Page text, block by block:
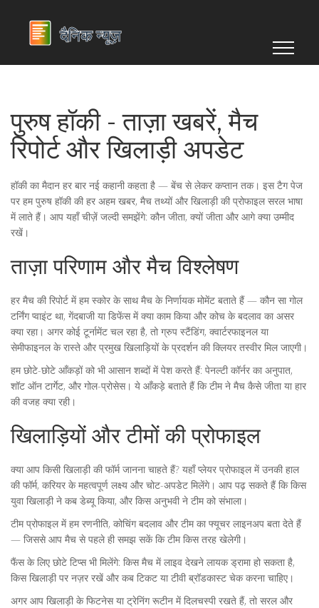
पुरुष हॉकी - ताज़ा खबरें, मैच
रिपोर्ट और खिलाड़ी अपडेट
हॉकी का मैदान हर बार नई कहानी कहता है — बेंच से लेकर कप्तान तक। इस टैग पेज
पर हम पुरुष हॉकी की हर अहम खबर, मैच तथ्यों और खिलाड़ी की प्रोफाइल सरल भाषा
में लाते हैं। आप यहाँ चीज़ें जल्दी समझेंगे: कौन जीता, क्यों जीता और आगे क्या उम्मीद
रखें।
ताज़ा परिणाम और मैच विश्लेषण
हर मैच की रिपोर्ट में हम स्कोर के साथ मैच के निर्णायक मोमेंट बताते हैं — कौन सा गोल
टर्निंग प्वाइंट था, गेंदबाजी या डिफेंस में क्या काम किया और कोच के बदलाव का असर
क्या रहा। अगर कोई टूर्नामेंट चल रहा है, तो ग्रुप स्टैंडिंग, क्वार्टरफाइनल या
सेमीफाइनल के रास्ते और प्रमुख खिलाड़ियों के प्रदर्शन की क्लियर तस्वीर मिल जाएगी।
हम छोटे-छोटे आँकड़ों को भी आसान शब्दों में पेश करते हैं: पेनल्टी कॉर्नर का अनुपात,
शॉट ऑन टार्गेट, और गोल-प्रोसेस। ये आँकड़े बताते हैं कि टीम ने मैच कैसे जीता या हार
की वजह क्या रही।
खिलाड़ियों और टीमों की प्रोफाइल
क्या आप किसी खिलाड़ी की फॉर्म जानना चाहते हैं? यहाँ प्लेयर प्रोफाइल में उनकी हाल
की फॉर्म, करियर के महत्वपूर्ण लक्ष्य और चोट-अपडेट मिलेंगे। आप पढ़ सकते हैं कि किस
युवा खिलाड़ी ने कब डेब्यू किया, और किस अनुभवी ने टीम को संभाला।
टीम प्रोफाइल में हम रणनीति, कोचिंग बदलाव और टीम का फ्यूचर लाइनअप बता देते हैं
— जिससे आप मैच से पहले ही समझ सकें कि टीम किस तरह खेलेगी।
फैंस के लिए छोटे टिप्स भी मिलेंगे: किस मैच में लाइव देखने लायक ड्रामा हो सकता है,
किस खिलाड़ी पर नज़र रखें और कब टिकट या टीवी ब्रॉडकास्ट चेक करना चाहिए।
अगर आप खिलाड़ी के फिटनेस या ट्रेनिंग रूटीन में दिलचस्पी रखते हैं, तो सरल और